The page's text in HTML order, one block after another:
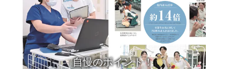
自慢のポイント！